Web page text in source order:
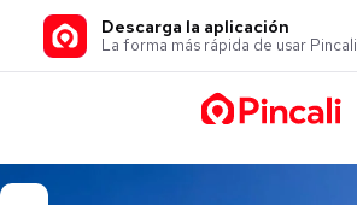
Descarga la aplicación
La forma más rápida de usar Pincali